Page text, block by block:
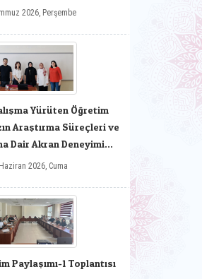
2026, Perşembe
Yürüten Öğretim
Araştırma Süreçleri ve
Dair Akran Deneyimi
Paylaşımı”
2026, Cuma
Paylaşımı-1 Toplantısı